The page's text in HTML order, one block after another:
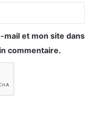
et mon site dans
commentaire.